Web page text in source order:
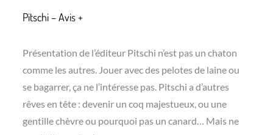
Pitschi – Avis +
Présentation de l’éditeur Pitschi n’est pas un chaton
comme les autres. Jouer avec des pelotes de laine ou
se bagarrer, ça ne l’intéresse pas. Pitschi a d’autres
rêves en tête : devenir un coq majestueux, ou une
gentille chèvre ou pourquoi pas un canard… Mais ne